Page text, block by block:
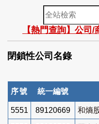
全
站
檢
索
【熱門查詢】公司
閉鎖性公司名錄
序號 統一編號
5551 89120669 和熵